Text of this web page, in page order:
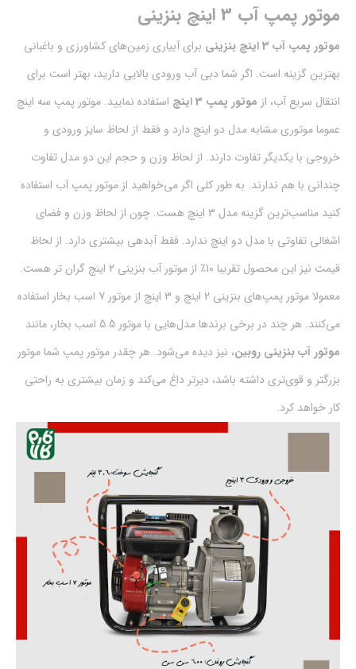
موتور پمپ آب 3 اینچ بنزینی
موتور پمپ آب 3 اینچ بنزینی
برای آبیاری زمین‌های کشاورزی و باغبانی
بهترین گزینه است. اگر شما دبی آب ورودی بالایی دارید، بهتر است برای
انتقال سریع آب، از موتور پمپ 3 اینچ
استفاده نمایید. موتور پمپ سه اینچ
عموما موتوری مشابه مدل دو اینچ دارد و فقط از لحاظ سایز ورودی و
خروجی با یکدیگر تفاوت دارند. از لحاظ وزن و حجم این دو مدل تفاوت
چندانی با هم ندارند. به طور کلی اگر می‌خواهید از موتور پمپ آب استفاده
کنید مناسب‌ترین گزینه مدل 3 اینچ هست. چون از لحاظ وزن و فضای
اشغالی تفاوتی با مدل دو اینچ ندارد. فقط آبدهی بیشتری دارد. از لحاظ
قیمت نیز این محصول تقریبا 10٪‌ از موتور آب بنزینی 2 اینچ گران تر هست.
معمولا موتور پمپ‌های بنزینی 2 اینچ و 3 اینچ از موتور 7 اسب بخار استفاده
می‌کنند. هر چند در برخی برندها مدل‌هایی با موتور 5.5 اسب بخار، مانند
موتور آب بنزینی روبین، نیز دیده می‌شود. هر چقدر موتور پمپ شما موتور
بزرگتر و قوی‌تری داشته باشد، دیرتر داغ می‌کند و زمان بیشتری به راحتی
کار خواهد کرد.